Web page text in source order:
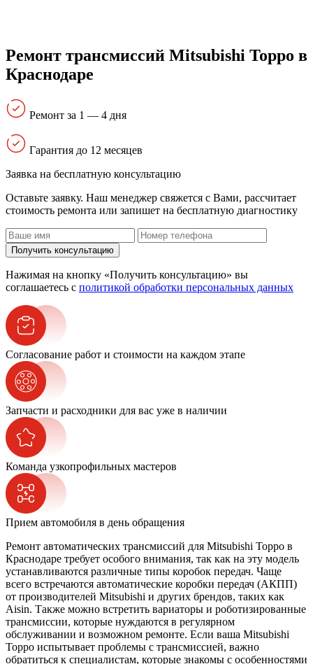
Ремонт трансмиссий Mitsubishi Toppo в
Краснодаре
Ремонт за 1 — 4 дня
Гарантия до 12 месяцев
Заявка на бесплатную консультацию
Оставьте заявку. Наш менеджер свяжется с Вами, расcчитает
стоимость ремонта или запишет на бесплатную диагностику
Получить консультацию
Нажимая на кнопку «Получить консультацию» вы
соглашаетесь с политикой обработки персональных данных
Согласование работ и стоимости на каждом этапе
Запчасти и расходники для вас уже в наличии
Команда узкопрофильных мастеров
Прием автомобиля в день обращения
Ремонт автоматических трансмиссий для Mitsubishi Toppo в
Краснодаре требует особого внимания, так как на эту модель
устанавливаются различные типы коробок передач. Чаще
всего встречаются автоматические коробки передач (АКПП)
от производителей Mitsubishi и других брендов, таких как
Aisin. Также можно встретить вариаторы и роботизированные
трансмиссии, которые нуждаются в регулярном
обслуживании и возможном ремонте. Если ваша Mitsubishi
Toppo испытывает проблемы с трансмиссией, важно
обратиться к специалистам, которые знакомы с особенностями